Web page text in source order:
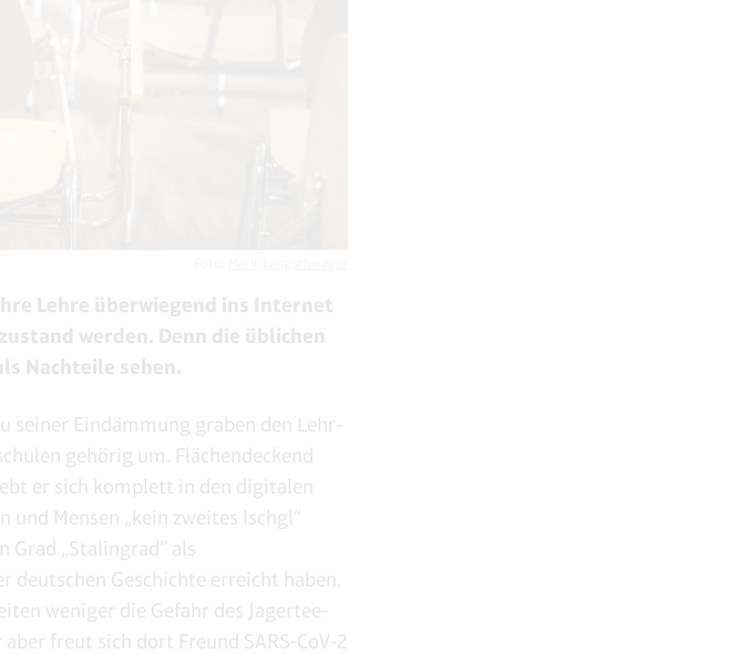
Lehre überwiegend ins Internet
werden. Denn die üblichen
Nachteile sehen.
seiner Eindämmung graben den Lehr-
gehörig um. Flächendeckend
er sich komplett in den digitalen
Mensen „kein zweites Ischgl“
Grad „Stalingrad“ als
deutschen Geschichte erreicht haben.
weniger die Gefahr des Jagertee-
freut sich dort Freund SARS-CoV-2